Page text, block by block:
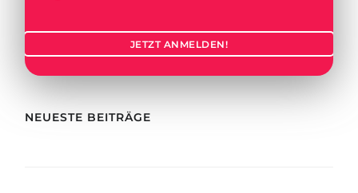
BERUFE
Beispiel-Stellenangebote
BEWERBEN FÜR FACHRICHTUNG …
Medizin
Physik
JETZT ANMELDEN!
NEUESTE BEITRÄGE